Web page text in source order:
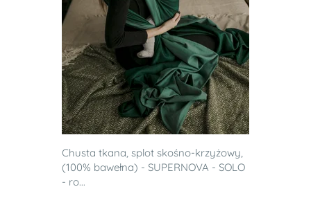
Chusta tkana, splot skośno-krzyżowy,
(100% bawełna) - SUPERNOVA - SOLO
- ro...